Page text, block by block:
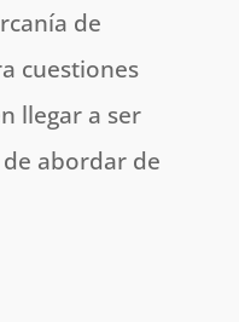
de
cuestiones
llegar a ser
abordar de